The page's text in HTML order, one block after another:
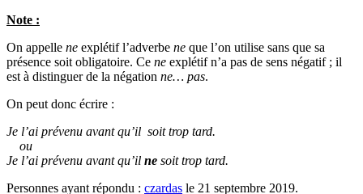
Note :
On appelle ne explétif l’adverbe ne que l’on utilise sans que sa
présence soit obligatoire. Ce ne explétif n’a pas de sens négatif ; il
est à distinguer de la négation ne… pas.
On peut donc écrire :
Je l’ai prévenu avant qu’il soit trop tard.
ou
Je l’ai prévenu avant qu’il ne soit trop tard.
Personnes ayant répondu : czardas le 21 septembre 2019.